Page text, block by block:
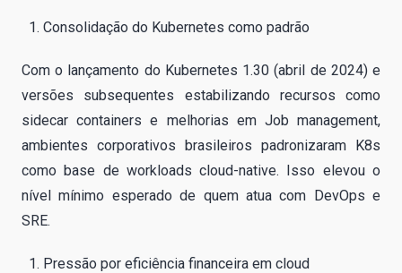
Consolidação do Kubernetes como padrão
Com o lançamento do Kubernetes 1.30 (abril de 2024) e
versões subsequentes estabilizando recursos como
sidecar containers e melhorias em Job management,
ambientes corporativos brasileiros padronizaram K8s
como base de workloads cloud-native. Isso elevou o
nível mínimo esperado de quem atua com DevOps e
SRE.
Pressão por eficiência financeira em cloud